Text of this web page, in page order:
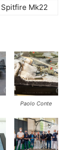
Spitfire Mk22
Paolo Conte